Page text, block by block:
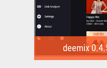
deemix